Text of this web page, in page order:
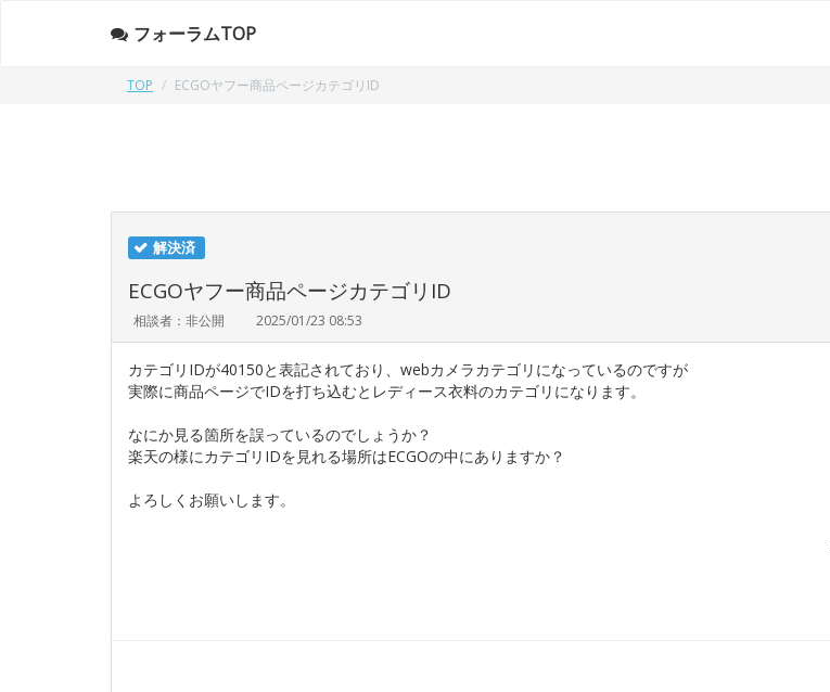
フォーラムTOP
TOP ECGOヤフー商品ページカテゴリID
解決済
ECGOヤフー商品ページカテゴリID
相談者：非公開 2025/01/23 08:53
カテゴリIDが40150と表記されており、webカメラカテゴリになっているのですが
実際に商品ページでIDを打ち込むとレディース衣料のカテゴリになります。
なにか見る箇所を誤っているのでしょうか？
楽天の様にカテゴリIDを見れる場所はECGOの中にありますか？
よろしくお願いします。